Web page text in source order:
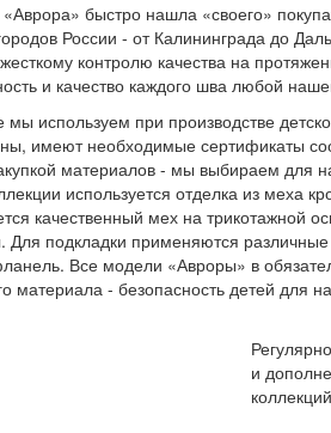
быстро нашла «своего»
России - от Калининграда до
контролю качества на
и качество каждого шва любой
используем при производстве
имеют необходимые сертификаты
материалов - мы выбираем для
используется отделка из меха
качественный мех на трикотажной
Для подкладки применяются
Все модели «Авроры» в
материала - безопасность детей для
и
коллекций